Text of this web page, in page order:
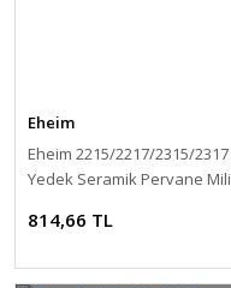
Eheim
Eheim 2215/2217/2315/2317
Yedek Seramik Pervane Mili
814,66 TL